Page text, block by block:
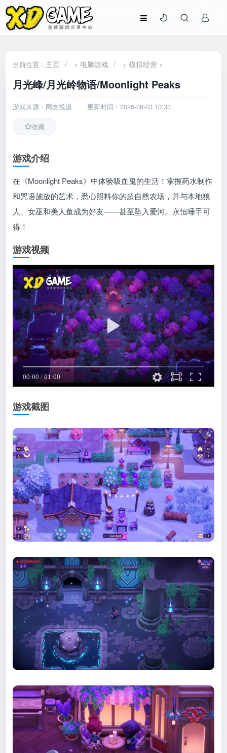
当前位置： 主页 / > 电脑游戏 / >模拟经营 >
月光峰/月光岭物语/Moonlight Peaks
游戏来源：网友投递 更新时间：2026-08-03 10:33
收藏
游戏介绍
在《Moonlight Peaks》中体验吸血鬼的生活！掌握药水制作
和咒语施放的艺术，悉心照料你的超自然农场，并与本地狼
人、女巫和美人鱼成为好友——甚至坠入爱河。永恒唾手可
得！
游戏视频
游戏截图